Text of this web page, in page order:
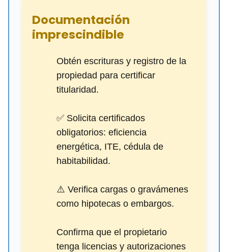
Documentación
imprescindible
Obtén escrituras y registro de la
propiedad para certificar
titularidad.
✅ Solicita certificados
obligatorios: eficiencia
energética, ITE, cédula de
habitabilidad.
⚠️ Verifica cargas o gravámenes
como hipotecas o embargos.
Confirma que el propietario
tenga licencias y autorizaciones